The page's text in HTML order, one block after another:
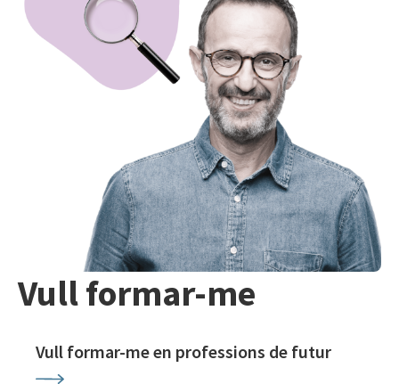
Vull formar-me
Vull formar-me en professions de futur